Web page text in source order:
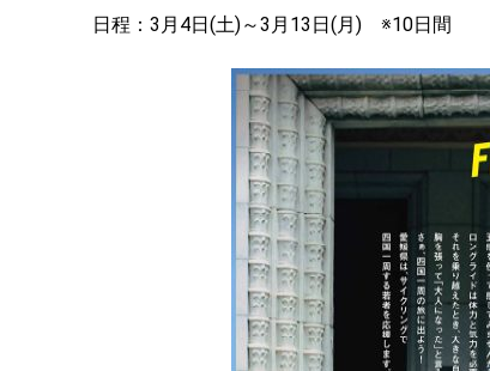
日程：3月4日(土)～3月13日(月) ※10日間